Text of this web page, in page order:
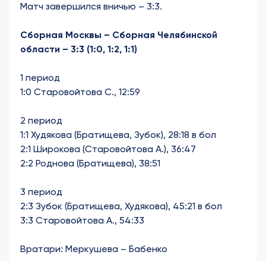
Матч завершился вничью – 3:3.
Сборная Москвы – Сборная Челябинской
области – 3:3 (1:0, 1:2, 1:1)
1 период
1:0 Старовойтова С., 12:59
2 период
1:1 Худякова (Братищева, Зубок), 28:18 в бол
2:1 Широкова (Старовойтова А.), 36:47
2:2 Роднова (Братищева), 38:51
3 период
2:3 Зубок (Братищева, Худякова), 45:21 в бол
3:3 Старовойтова А., 54:33
Вратари: Меркушева – Бабенко